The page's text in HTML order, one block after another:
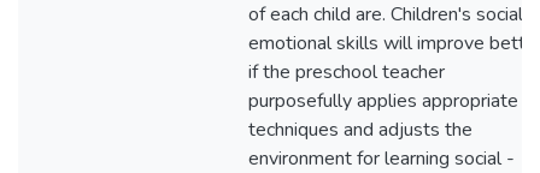
of each child are. Children's social -
emotional skills will improve
if the preschool teacher
purposefully applies appropriate
techniques and adjusts the
environment for learning social -